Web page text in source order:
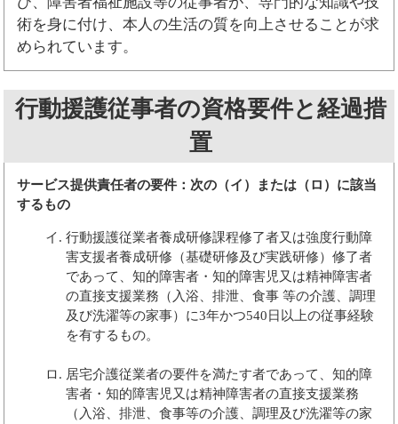
術を身に付け、本人の生活の質を向上させることが求
められています。
行動援護従事者の資格要件と経過措
置
サービス提供責任者の要件：次の（イ）または（ロ）に該当
するもの
行動援護従業者養成研修課程修了者又は強度行動障
害支援者養成研修（基礎研修及び実践研修）修了者
であって、知的障害者・知的障害児又は精神障害者
の直接支援業務（入浴、排泄、食事 等の介護、調理
及び洗濯等の家事）に3年かつ540日以上の従事経験
を有するもの。
居宅介護従業者の要件を満たす者であって、知的障
害者・知的障害児又は精神障害者の直接支援業務
（入浴、排泄、食事等の介護、調理及び洗濯等の家